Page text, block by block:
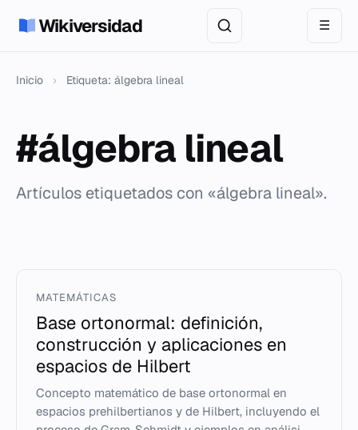
Wikiversidad ☰
Inicio › Etiqueta: álgebra lineal
#álgebra lineal
Artículos etiquetados con «álgebra lineal».
MATEMÁTICAS
Base ortonormal: definición,
construcción y aplicaciones en
espacios de Hilbert
Concepto matemático de base ortonormal en
espacios prehilbertianos y de Hilbert, incluyendo el